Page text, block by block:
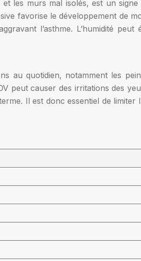
les murs mal isolés, est un signe
favorise le développement de
l’asthme. L’humidité peut
au quotidien, notamment les
peut causer des irritations des
Il est donc essentiel de limiter